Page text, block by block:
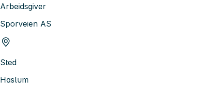
Arbeidsgiver
Sporveien AS
Sted
Haslum